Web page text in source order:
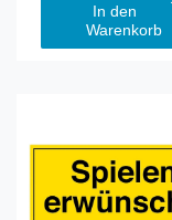
In den
Warenkorb